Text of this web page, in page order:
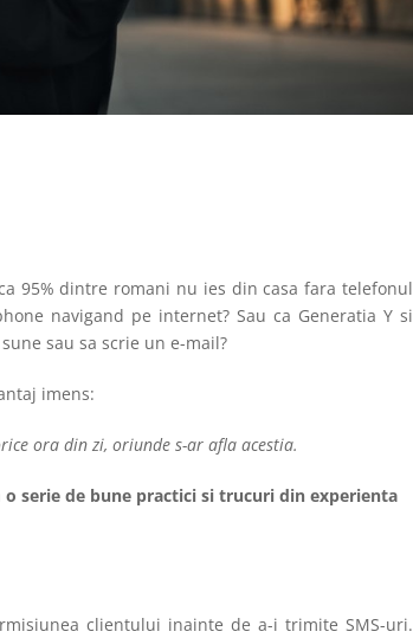
95% dintre romani nu ies din casa fara telefonul
navigand pe internet? Sau ca Generatia Y si
sau sa scrie un e-mail?
imens:
ora din zi, oriunde s-ar afla acestia.
serie de bune practici si trucuri din experienta
clientului inainte de a-i trimite SMS-uri.